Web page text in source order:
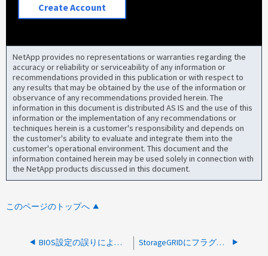
Create Account
NetApp provides no representations or warranties regarding the
accuracy or reliability or serviceability of any information or
recommendations provided in this publication or with respect to
any results that may be obtained by the use of the information or
observance of any recommendations provided herein. The
information in this document is distributed AS IS and the use of this
information or the implementation of any recommendations or
techniques herein is a customer's responsibility and depends on
the customer's ability to evaluate and integrate them into the
customer's operational environment. This document and the
information contained herein may be used solely in connection with
the NetApp products discussed in this document.
このページのトップへ
BIOS設定の誤りによるStorageGRID拡張中のSGF6112ノードのブートループ StorageGRIDにフラグが付けられたSSL自己署名証明書の脆弱性